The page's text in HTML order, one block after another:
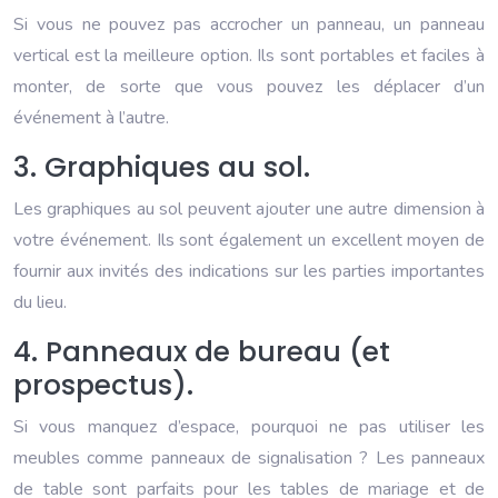
Si vous ne pouvez pas accrocher un panneau, un panneau
vertical est la meilleure option. Ils sont portables et faciles à
monter, de sorte que vous pouvez les déplacer d’un
événement à l’autre.
3. Graphiques au sol.
Les graphiques au sol peuvent ajouter une autre dimension à
votre événement. Ils sont également un excellent moyen de
fournir aux invités des indications sur les parties importantes
du lieu.
4. Panneaux de bureau (et
prospectus).
Si vous manquez d’espace, pourquoi ne pas utiliser les
meubles comme panneaux de signalisation ? Les panneaux
de table sont parfaits pour les tables de mariage et de